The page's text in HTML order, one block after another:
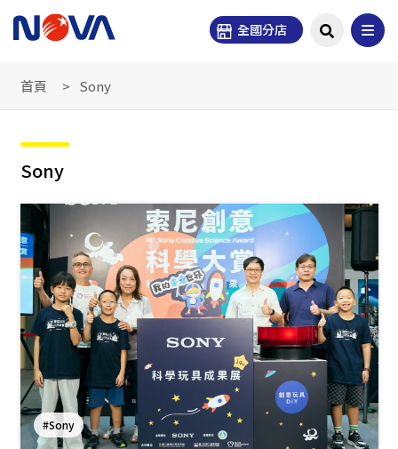
全國分店
首頁 Sony
Sony
#Sony